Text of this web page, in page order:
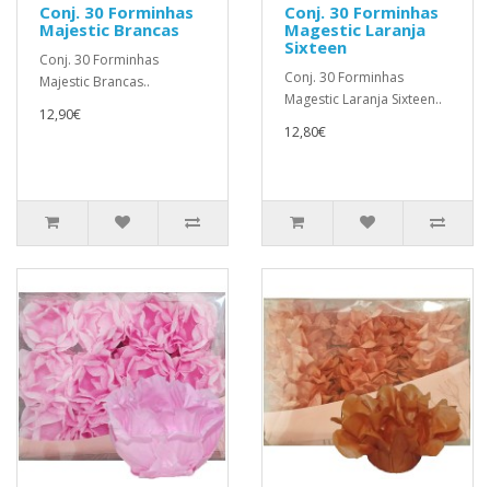
Conj. 30 Forminhas
Majestic Brancas
Conj. 30 Forminhas
Majestic Brancas..
12,90€
Conj. 30 Forminhas
Magestic Laranja
Sixteen
Conj. 30 Forminhas
Magestic Laranja Sixteen..
12,80€